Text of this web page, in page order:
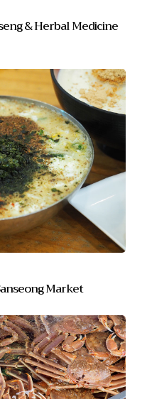
& Herbal Medicine
Market